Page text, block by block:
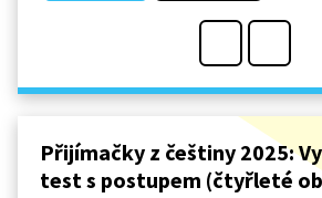
Přijímačky z češtiny 2025:
test s postupem (čtyřleté